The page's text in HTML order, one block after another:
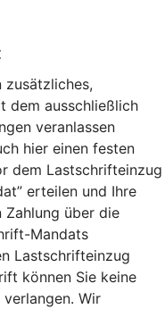
zusätzliches,
dem ausschließlich
veranlassen
hier einen festen
dem Lastschrifteinzug
erteilen und Ihre
über die
Mandats
Lastschrifteinzug
können Sie keine
Wir